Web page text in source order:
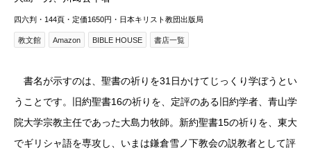
四六判・144頁・定価1650円・日本キリスト教団出版局
教文館 Amazon BIBLE HOUSE 書店一覧
書名が示すのは、聖書の祈りを31日かけてじっくり学ぼうとい
うことです。旧約聖書16の祈りを、定評のある旧約学者、青山学
院大学宗教主任であった大島力牧師。新約聖書15の祈りを、東大
でギリシャ語を専攻し、いまは鎌倉雪ノ下教会の説教者として評